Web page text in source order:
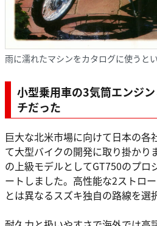
雨に濡れたマシンをカタログに使うと
小型乗用車の3気筒エンジ
チだった
巨大な北米市場に向けて日本の各
て大型バイクの開発に取り掛かり
の上級モデルとしてGT750のプロ
ートしました。高性能な2ストロ
とは異なるスズキ独自の路線を選